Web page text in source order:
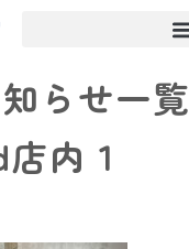
らせ一覧
内１